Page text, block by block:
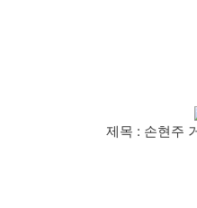
제목 : 손현주